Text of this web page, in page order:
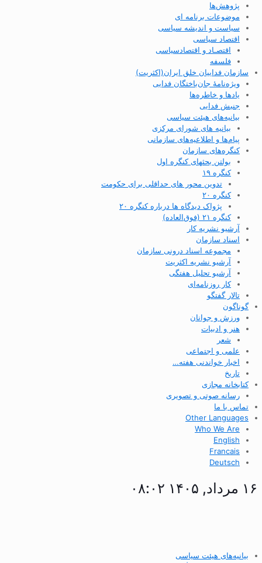
پژوهش‌ها
موضوعات برنامه ای
سیاست و اندیشه سیاسی
اقتصاد سیاسی
اقتصـاد و اقتصاد‌سیاسی
فلسفه
سازمان فداییان خلق ایران(اکثریت)
ویژه‌نامهٔ جان‌باختگان فدایی
یادها و خاطره‌ها
جنبش فدایی
بیانیه‌های هیئت سیاسی
بیانیه های شورای مرکزی
پیام‌ها و اطلاعیه‌های سازمانی
کنگره‌های سازمان
بولتن بحثهای کنگره اول
کنگره ۱۹
تدوین محور های حداقلی برای حکومت
کنگره ۲۰
پژواک دیدگاه ها درباره کنگره ۲۰
کنگره ۲۱ (فوق‌العاده)
آرشیو نشریه کار
اسناد سازمان
مجموعه اسناد درونی سازمان
آرشیو نشریه اکثریت
آرشیو تحلیل هفتگی
کار روزنامه‌ای
تالار گفتگو
گوناگون
ورزش و جوانان
هنر و ادبیات
شعر
علمی و اجتماعی
اخبار خواندنی هفته…
تاریخ
کتابخانه مجازی
رسانه صوتی و تصویری
تماس با ما
Other Languages
Who We Are
English
Francais
Deutsch
۱۶ مرداد, ۱۴۰۵ ۰۸:۰۲
بیانیه‌های هیئت سیاسی